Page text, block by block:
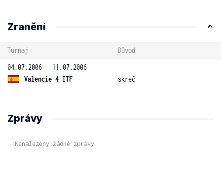
Zranění
Turnaj
Důvod
04.07.2006 - 11.07.2006
Valencie 4 ITF
skreč
Zprávy
Nenalezeny žádné zprávy.